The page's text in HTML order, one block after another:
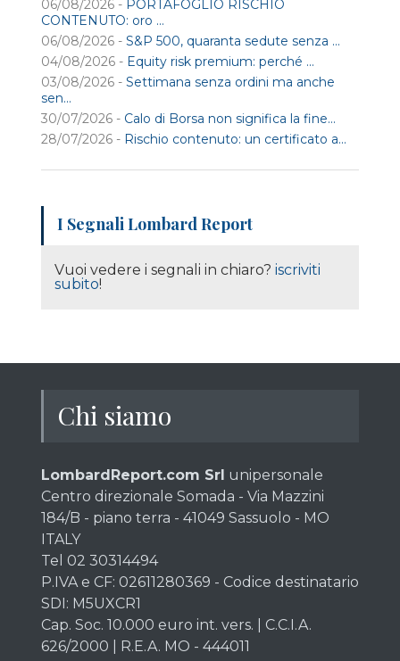
06/08/2026 - PORTAFOGLIO RISCHIO
CONTENUTO: oro ...
06/08/2026 - S&P 500, quaranta sedute senza ...
04/08/2026 - Equity risk premium: perché ...
03/08/2026 - Settimana senza ordini ma anche
sen...
30/07/2026 - Calo di Borsa non significa la fine...
28/07/2026 - Rischio contenuto: un certificato a...
I Segnali Lombard Report
Vuoi vedere i segnali in chiaro? iscriviti
subito!
Chi siamo
LombardReport.com Srl unipersonale
Centro direzionale Somada - Via Mazzini
184/B - piano terra - 41049 Sassuolo - MO
ITALY
Tel 02 30314494
P.IVA e CF: 02611280369 - Codice destinatario
SDI: M5UXCR1
Cap. Soc. 10.000 euro int. vers. | C.C.I.A.
626/2000 | R.E.A. MO - 444011